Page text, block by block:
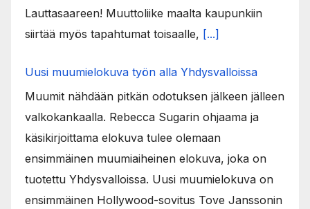
Lauttasaareen! Muuttoliike maalta kaupunkiin
siirtää myös tapahtumat toisaalle, [...]
Uusi muumielokuva työn alla Yhdysvalloissa
Muumit nähdään pitkän odotuksen jälkeen jälleen
valkokankaalla. Rebecca Sugarin ohjaama ja
käsikirjoittama elokuva tulee olemaan
ensimmäinen muumiaiheinen elokuva, joka on
tuotettu Yhdysvalloissa. Uusi muumielokuva on
ensimmäinen Hollywood-sovitus Tove Janssonin